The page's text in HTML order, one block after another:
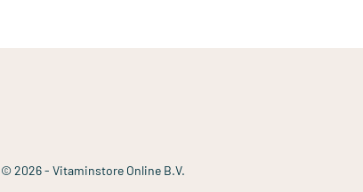
© 2026 - Vitaminstore Online B.V.